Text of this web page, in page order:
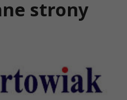
strony